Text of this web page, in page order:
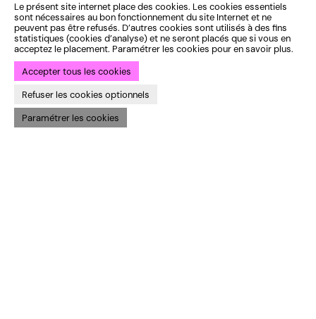
Le présent site internet place des cookies. Les cookies essentiels
sont nécessaires au bon fonctionnement du site Internet et ne
peuvent pas être refusés. D’autres cookies sont utilisés à des fins
statistiques (cookies d’analyse) et ne seront placés que si vous en
acceptez le placement. Paramétrer les cookies pour en savoir plus.
Accepter tous les cookies
Refuser les cookies optionnels
Paramétrer les cookies
CONTACTS
Du mardi au vendredi
Entre 10h-12h et 13h-18h
au guichet du Théâtre
ou par téléphone
Horaires complets